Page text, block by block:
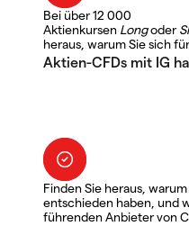
Bei über 12 000
Aktienkursen Longoder
heraus, warum Sie sich
Finden Sie heraus,
entschieden haben, und
führenden Anbieter von